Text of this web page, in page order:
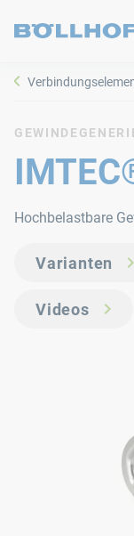
Hochbelastbare
Varianten
Videos